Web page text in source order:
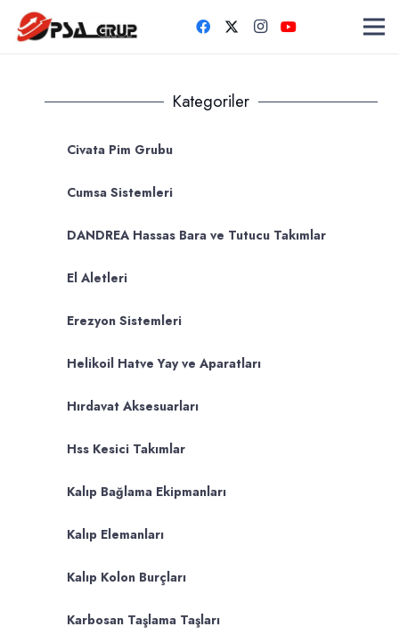
Kategoriler
Civata Pim Grubu
Cumsa Sistemleri
DANDREA Hassas Bara ve Tutucu Takımlar
El Aletleri
Erezyon Sistemleri
Helikoil Hatve Yay ve Aparatları
Hırdavat Aksesuarları
Hss Kesici Takımlar
Kalıp Bağlama Ekipmanları
Kalıp Elemanları
Kalıp Kolon Burçları
Karbosan Taşlama Taşları